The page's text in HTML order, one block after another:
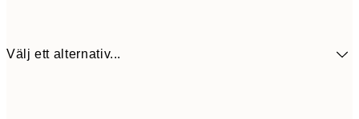
Välj ett alternativ...